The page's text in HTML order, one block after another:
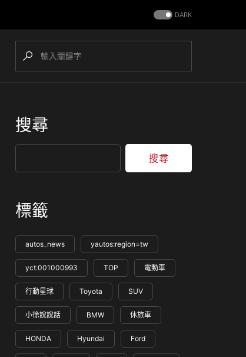
DARK
搜尋
搜尋
標籤
autos_news yautos:region=tw
yct:001000993 TOP 電動車
行動星球 Toyota SUV
小徐說說話 BMW 休旅車
HONDA Hyundai Ford